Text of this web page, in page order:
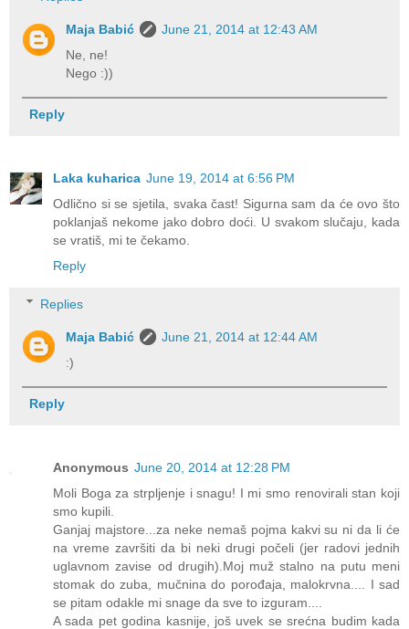
Maja Babić
June 21, 2014 at 12:43 AM
Ne, ne!
Nego :))
Reply
Laka kuharica June 19, 2014 at 6:56 PM
Odlično si se sjetila, svaka čast! Sigurna sam da će ovo što
poklanjaš nekome jako dobro doći. U svakom slučaju, kada
se vratiš, mi te čekamo.
Reply
Replies
Maja Babić
June 21, 2014 at 12:44 AM
:)
Reply
Anonymous June 20, 2014 at 12:28 PM
Moli Boga za strpljenje i snagu! I mi smo renovirali stan koji
smo kupili.
Ganjaj majstore...za neke nemaš pojma kakvi su ni da li će
na vreme završiti da bi neki drugi počeli (jer radovi jednih
uglavnom zavise od drugih).Moj muž stalno na putu meni
stomak do zuba, mučnina do porođaja, malokrvna.... I sad
se pitam odakle mi snage da sve to izguram....
A sada pet godina kasnije, još uvek se srećna budim kada